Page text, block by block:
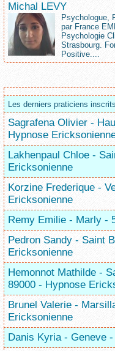
Michal LEVY
Psychologue,
par France
Psychologie
Strasbourg.
Positive....
Les derniers praticiens
Sagrafena Olivier -
Hypnose
Lakhenpaul Chloe -
Ericksonienne
Korzine Frederique -
Ericksonienne
Remy Emilie - Marly -
Pedron Sandy - Saint
Ericksonienne
Hemonnot Mathilde -
89000 - Hypnose
Brunel Valerie -
Ericksonienne
Danis Kyria - Geneve